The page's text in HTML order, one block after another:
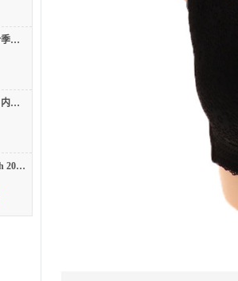
体会 内衣 不分季节 精品文胸 BS0442
古今 不分季节 内衣 女士内衣 光面文胸 0I252
黛安芬Triumph 2024 不分季节 内衣/睡衣/基础打底/袜子 文胸/套装 文胸 H16Y218